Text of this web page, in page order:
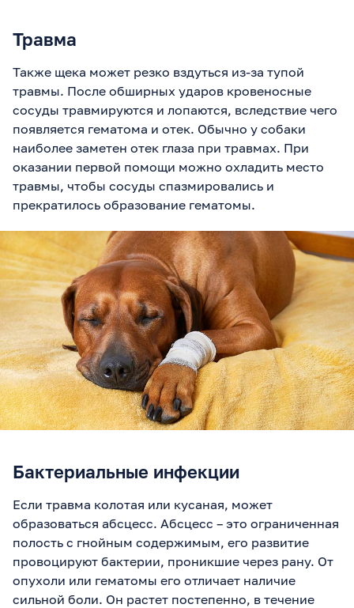
Травма
Также щека может резко вздуться из-за тупой
травмы. После обширных ударов кровеносные
сосуды травмируются и лопаются, вследствие чего
появляется гематома и отек. Обычно у собаки
наиболее заметен отек глаза при травмах. При
оказании первой помощи можно охладить место
травмы, чтобы сосуды спазмировались и
прекратилось образование гематомы.
Бактериальные инфекции
Если травма колотая или кусаная, может
образоваться абсцесс. Абсцесс – это ограниченная
полость с гнойным содержимым, его развитие
провоцируют бактерии, проникшие через рану. От
опухоли или гематомы его отличает наличие
сильной боли. Он растет постепенно, в течение